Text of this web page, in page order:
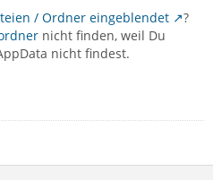
/ Ordner eingeblendet
?
nicht finden, weil Du
nicht findest.